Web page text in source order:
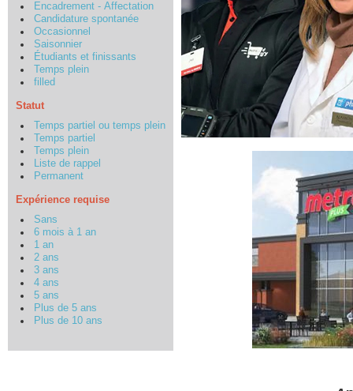
Encadrement - Affectation
Candidature spontanée
Occasionnel
Saisonnier
Étudiants et finissants
Temps plein
filled
Statut
Temps partiel ou temps plein
Temps partiel
Temps plein
Liste de rappel
Permanent
Expérience requise
Sans
6 mois à 1 an
1 an
2 ans
3 ans
4 ans
5 ans
Plus de 5 ans
Plus de 10 ans